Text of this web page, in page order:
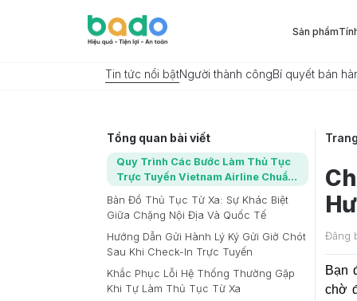
Sản phẩm
Tin tức nổi bậtNgười thành côngBí quyết bán
Tổng quan bài viết
Quy Trình Các Bước Làm Thủ Tục
Trực Tuyến Vietnam Airline Chuẩn
Bản Đồ Thủ Tục Từ Xa: Sự Khác Biệt
Giữa Chặng Nội Địa Và Quốc Tế
Hướng Dẫn Gửi Hành Lý Ký Gửi Giờ Chót
Sau Khi Check-In Trực Tuyến
Khắc Phục Lỗi Hệ Thống Thường Gặp
Khi Tự Làm Thủ Tục Từ Xa
Đăng
Bạn
chờ